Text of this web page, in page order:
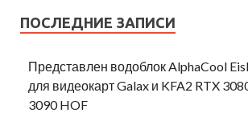
ПОСЛЕДНИЕ ЗАПИСИ
Представлен водоблок AlphaCool
для видеокарт Galax и KFA2 RTX
3090 HOF